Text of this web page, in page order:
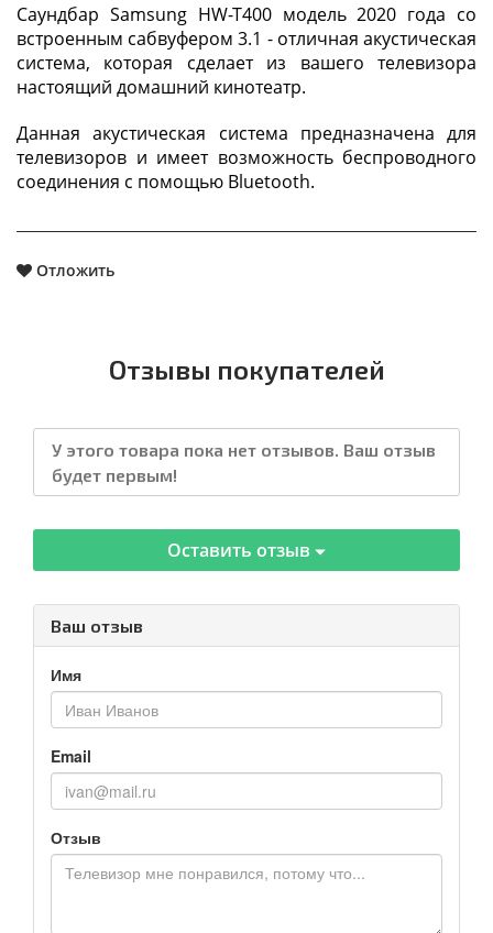
Саундбар Samsung HW-T400 модель 2020 года со
встроенным сабвуфером 3.1 - отличная акустическая
система, которая сделает из вашего телевизора
настоящий домашний кинотеатр.
Данная акустическая система предназначена для
телевизоров и имеет возможность беспроводного
соединения с помощью Bluetooth.
Отложить
Отзывы покупателей
У этого товара пока нет отзывов. Ваш отзыв
будет первым!
Оставить отзыв
Ваш отзыв
Имя
Email
Отзыв